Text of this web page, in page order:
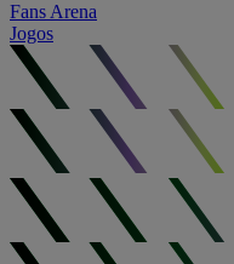
Fans Arena
Jogos